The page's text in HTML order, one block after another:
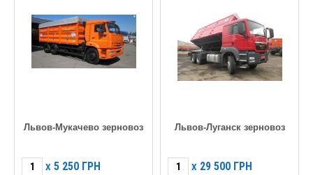
Львов-Мукачево зерновоз
X 5 250 ГРН
Львов-Луганск зерновоз
X 29 500 ГРН